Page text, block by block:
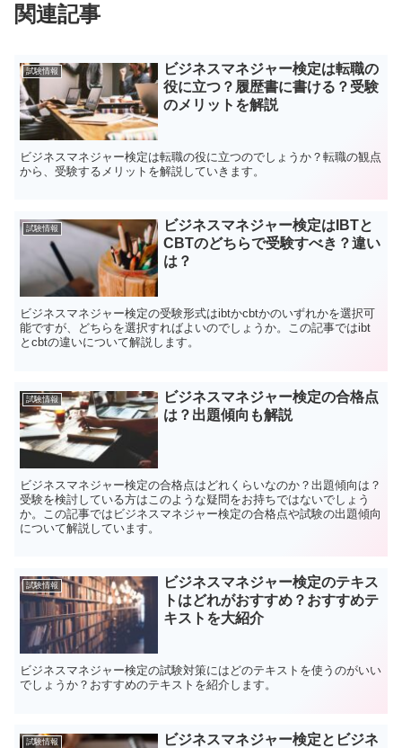
関連記事
試験情報
ビジネスマネジャー検定は転職の
役に立つ？履歴書に書ける？受験
のメリットを解説
ビジネスマネジャー検定は転職の役に立つのでしょうか？転職の観点
から、受験するメリットを解説していきます。
試験情報
ビジネスマネジャー検定はIBTと
CBTのどちらで受験すべき？違い
は？
ビジネスマネジャー検定の受験形式はibtかcbtかのいずれかを選択可
能ですが、どちらを選択すればよいのでしょうか。この記事ではibt
とcbtの違いについて解説します。
試験情報
ビジネスマネジャー検定の合格点
は？出題傾向も解説
ビジネスマネジャー検定の合格点はどれくらいなのか？出題傾向は？
受験を検討している方はこのような疑問をお持ちではないでしょう
か。この記事ではビジネスマネジャー検定の合格点や試験の出題傾向
について解説しています。
試験情報
ビジネスマネジャー検定のテキス
トはどれがおすすめ？おすすめテ
キストを大紹介
ビジネスマネジャー検定の試験対策にはどのテキストを使うのがいい
でしょうか？おすすめのテキストを紹介します。
試験情報
ビジネスマネジャー検定とビジネ